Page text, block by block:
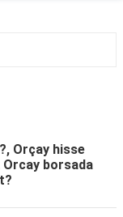
Orçay hisse
Orcay borsada